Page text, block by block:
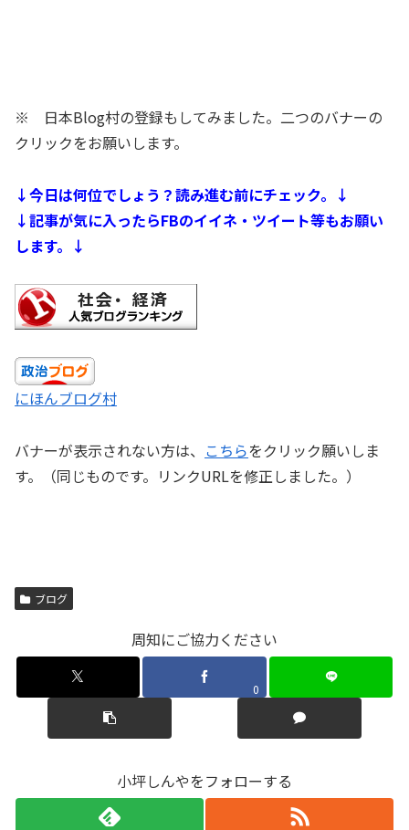
※ 日本Blog村の登録もしてみました。二つのバナーの
クリックをお願いします。
↓今日は何位でしょう？読み進む前にチェック。↓
↓記事が気に入ったらFBのイイネ・ツイート等もお願い
します。↓
にほんブログ村
バナーが表示されない方は、 こちらをクリック願いしま
す。（同じものです。リンクURLを修正しました。）
ブログ
周知にご協力ください
0
小坪しんやをフォローする